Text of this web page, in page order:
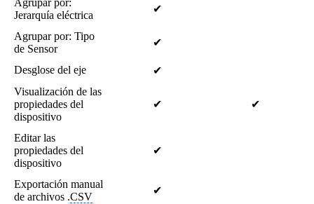
Agrupar por:
Jerarquía eléctrica
✔
Agrupar por: Tipo
de Sensor
✔
Desglose del eje
✔
Visualización de las
propiedades del
dispositivo
✔ ✔
Editar las
propiedades del
dispositivo
✔
Exportación manual
de archivos .CSV
✔